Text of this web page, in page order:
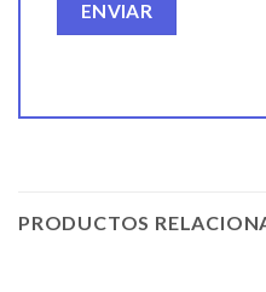
PRODUCTOS